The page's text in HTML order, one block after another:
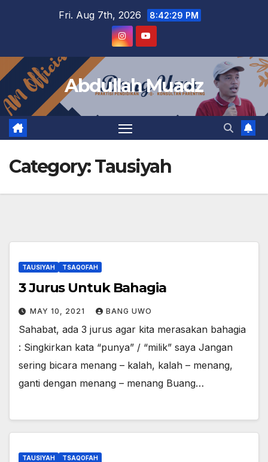
Fri. Aug 7th, 2026 8:42:29 PM
Abdullah Muadz
Category:Tausiyah
TAUSIYAH TSAQOFAH
3 Jurus Untuk Bahagia
MAY 10, 2021 BANG UWO
Sahabat, ada 3 jurus agar kita merasakan bahagia
: Singkirkan kata “punya” / “milik” saya Jangan
sering bicara menang – kalah, kalah – menang,
ganti dengan menang – menang Buang…
TAUSIYAH TSAQOFAH